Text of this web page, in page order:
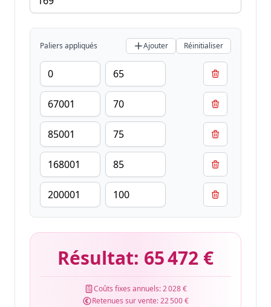
Paliers appliqués Ajouter Réinitialiser
Résultat: 65 472 €
Coûts fixes annuels:2 028 €
Retenues sur vente:22 500 €